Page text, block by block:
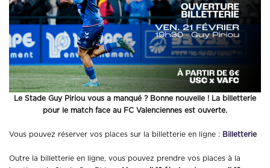
Le Stade Guy Piriou vous a manqué ? Bonne nouvelle ! La billetterie
pour le match face au FC Valenciennes est ouverte.
Vous pouvez réserver vos places sur la billetterie en ligne : Billetterie
Outre la billetterie en ligne, vous pouvez prendre vos places à la